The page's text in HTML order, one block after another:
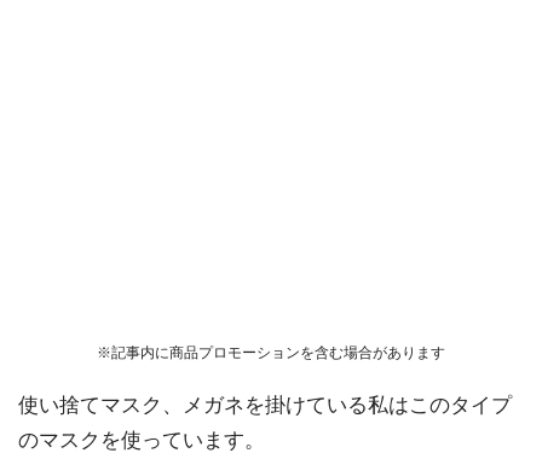
※記事内に商品プロモーションを含む場合があります
使い捨てマスク、メガネを掛けている私はこのタイプ
のマスクを使っています。